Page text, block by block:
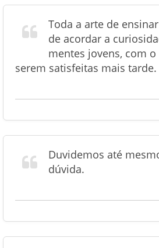
Toda a arte de
de acordar a
mentes jovens, com
serem satisfeitas mais tarde.
Duvidemos até
dúvida.